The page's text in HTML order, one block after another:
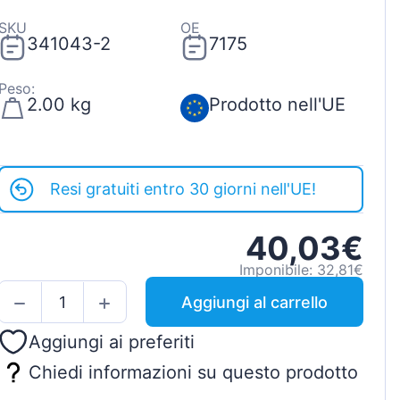
341043-2
OE
7175
2.00 kg Prodotto nell'UE
Resi gratuiti entro 30 giorni nell'UE!
40,03€
Imponibile: 32,81€
Aggiungi al carrello
Aggiungi ai preferiti
Chiedi informazioni su questo prodotto